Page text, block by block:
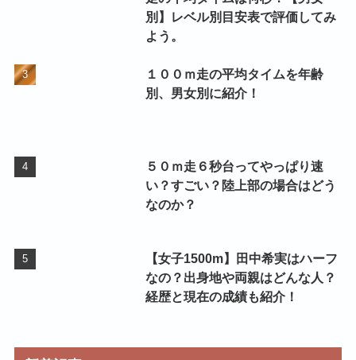
別】レベル別目安表で評価してみ
よう。
１００ｍ走の平均タイムを年齢
別、男女別に紹介！
５０ｍ走６秒台ってやっぱり速
い？すごい？陸上部の場合はどう
なのか？
【女子1500m】田中希実はハーフ
なの？出身地や両親はどんな人？
経歴と現在の成績も紹介！